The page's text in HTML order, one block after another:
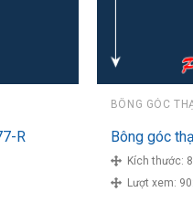
R
BÔNG GÓC
Bông góc
Kích thước:
Lượt xem: